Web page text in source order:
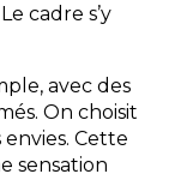
cadre s’y
avec des
On choisit
Cette
sensation